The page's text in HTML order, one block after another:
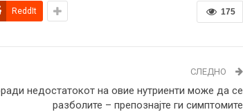
175
ReddIt
СЛЕДНО
недостатокот на овие нутриенти може да се
разболите – препознајте ги симптомите